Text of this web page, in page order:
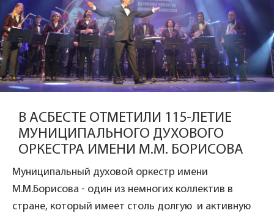
В АСБЕСТЕ ОТМЕТИЛИ 115-ЛЕТИЕ
МУНИЦИПАЛЬНОГО ДУХОВОГО
ОРКЕСТРА ИМЕНИ М.М. БОРИСОВА
Муниципальный духовой оркестр имени
М.М.Борисова - один из немногих коллектив в
стране, который имеет столь долгую и активную